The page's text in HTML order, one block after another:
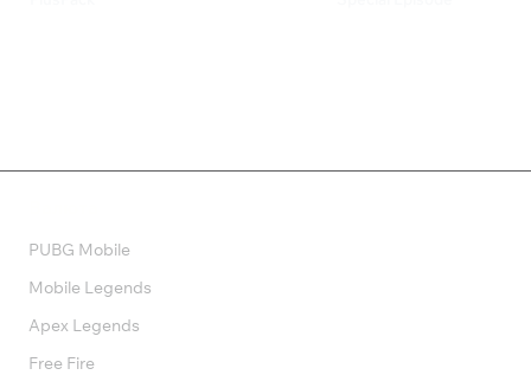
PUBG Mobile
Mobile Legends
Apex Legends
Free Fire